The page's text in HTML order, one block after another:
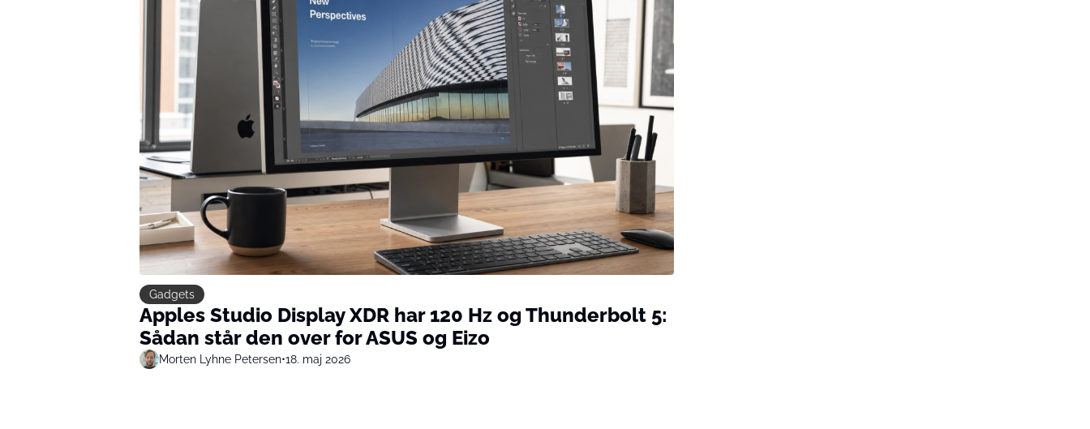
Gadgets
Apples Studio Display XDR har 120 Hz og Thunderbolt 5:
Sådan står den over for ASUS og Eizo
Morten Lyhne Petersen•18. maj 2026